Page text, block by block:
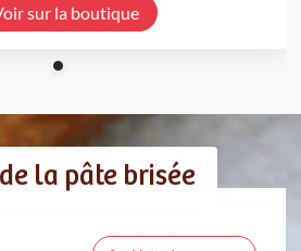
sur la boutique
la pâte brisée